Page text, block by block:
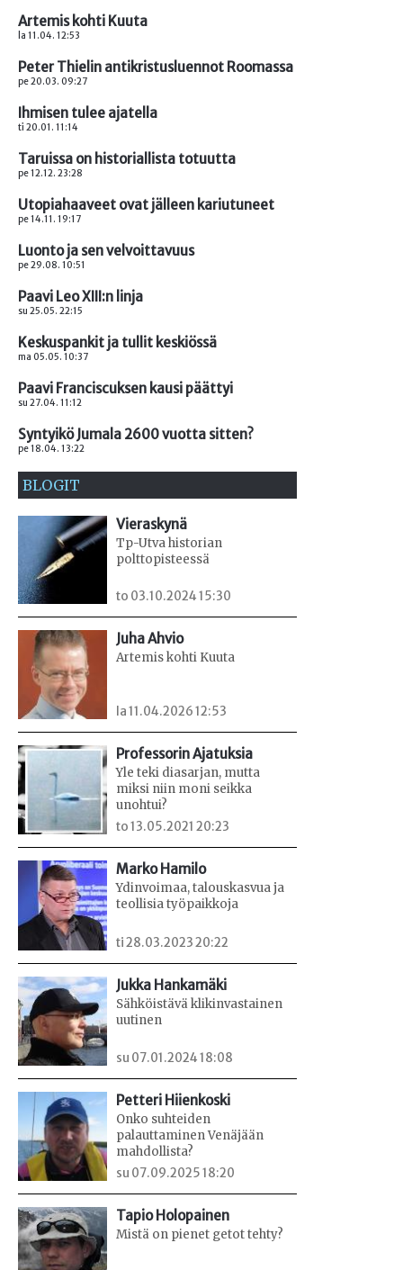
Artemis kohti Kuuta
la 11.04. 12:53
Peter Thielin antikristusluennot Roomassa
pe 20.03. 09:27
Ihmisen tulee ajatella
ti 20.01. 11:14
Taruissa on historiallista totuutta
pe 12.12. 23:28
Utopiahaaveet ovat jälleen kariutuneet
pe 14.11. 19:17
Luonto ja sen velvoittavuus
pe 29.08. 10:51
Paavi Leo XIII:n linja
su 25.05. 22:15
Keskuspankit ja tullit keskiössä
ma 05.05. 10:37
Paavi Franciscuksen kausi päättyi
su 27.04. 11:12
Syntyikö Jumala 2600 vuotta sitten?
pe 18.04. 13:22
BLOGIT
Vieraskynä
Tp-Utva historian
polttopisteessä
to 03.10.2024 15:30
Juha Ahvio
Artemis kohti Kuuta
la 11.04.2026 12:53
Professorin Ajatuksia
Yle teki diasarjan, mutta
miksi niin moni seikka
unohtui?
to 13.05.2021 20:23
Marko Hamilo
Ydinvoimaa, talouskasvua ja
teollisia työpaikkoja
ti 28.03.2023 20:22
Jukka Hankamäki
Sähköistävä klikinvastainen
uutinen
su 07.01.2024 18:08
Petteri Hiienkoski
Onko suhteiden
palauttaminen Venäjään
mahdollista?
su 07.09.2025 18:20
Tapio Holopainen
Mistä on pienet getot tehty?